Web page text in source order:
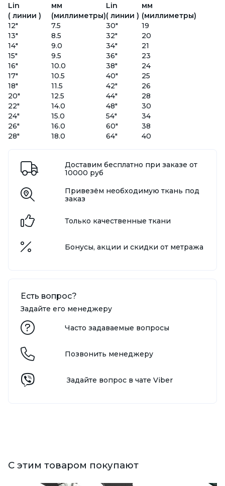
Lin
мм Lin
мм
( линии )
(миллиметры)( линии ) (миллиметры)
12"
7.5 30"
19
13"
8.5 32"
20
14"
9.0 34"
21
15"
9.5 36"
23
16"
10.0 38"
24
17"
10.5 40"
25
18"
11.5 42"
26
20"
12.5 44"
28
22"
14.0 48"
30
24"
15.0 54"
34
26"
16.0 60"
38
28"
18.0 64" 40
Доставим бесплатно при заказе от
10000 руб
Привезём необходимую ткань под
заказ
Только качественные ткани
Бонусы, акции и скидки от метража
Есть вопрос?
Задайте его менеджеру
Часто задаваемые вопросы
Позвонить менеджеру
Задайте вопрос в чате Viber
С этим товаром покупают